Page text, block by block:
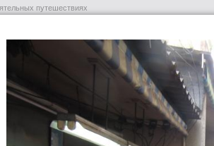
путешествиях
поиск отелей авиабилеты
ВОПРОС-ОТВЕТ
самостоятельные
путешествия: ликбез
СТРАНЫ
справка,
посмотреть